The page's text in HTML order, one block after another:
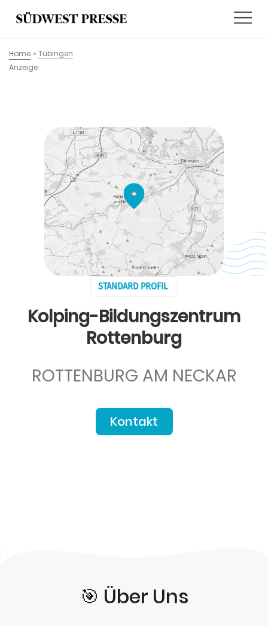
Home » Tübingen
Anzeige
STANDARD PROFIL
Kolping-Bildungszentrum
Rottenburg
ROTTENBURG AM NECKAR
Kontakt
🎯️ Über Uns